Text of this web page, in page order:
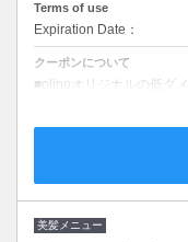
Terms of use
Expiration Date：
クーポンについて
■olinoオリジナルの低ダ
■ブリーチ履歴がある場
美髪メニュー